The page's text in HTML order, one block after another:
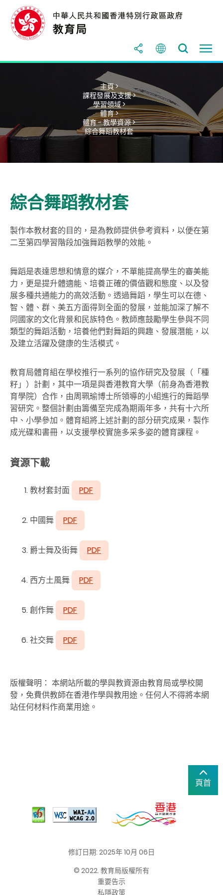
主頁 >
課程發展及支援 >
學習領域 >
體育 >
體育 - 教學資源 >
綜合舞蹈教材套
綜合舞蹈教材套
製作本教材套的目的，是為教師提供參考資料，以便在第
二至第四學習階段加強舞蹈教學的效能。
舞蹈是表達思想和情意的媒介，不單能提高學生的審美能
力，更是提升體適能、培養正確的價值觀和態度、以及發
展多種共通能力的高效活動。透過舞蹈，學生可以在德、
智、體、群、美五方面得到全面的發展，並能加深了解不
同國家的文化背景和民族特色。教師應鼓勵學生參與不同
類型的舞蹈活動，培養他們對舞蹈的興趣、發展潛能，以
及建立活躍及健康的生活模式。
教育局體育組在學校推行一系列的協作研究及發展（「種
籽」）計劃，其中一項是與香港教育大學（前身為香港教
育學院）合作，由周珮瑜博士所領導的小組進行的舞蹈學
習研究。整個計劃由籌備至完成為期兩年多，共有十六所
中、小學參加。體育組將上述計劃的部分研究成果，製作
成光碟和書冊，以支援學校實施多采多姿的體育課程。
資源下載
教材套封面 PDF
中國舞 PDF
爵士舞及街舞 PDF
西方土風舞 PDF
創作舞 PDF
社交舞 PDF
版權聲明： 本網站所載的學與教資源由教育局或學校開
發，免費供教師在香港作學與教用途。任何人不得將本網
站任何材料作商業用途。
頁首
修訂日期: 2025年 10月 06日
© 2022. 教育局版權所有
重要告示
私隱政策